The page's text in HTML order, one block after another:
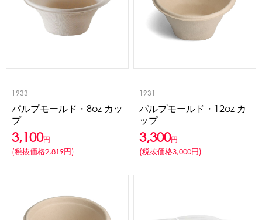
紙カップ プラスチックカップ
発泡スチロールカップ
ボウル型カップ
フラワーカップ
コップ型カップ
シロップ 冷凍フルーツ
ドリンクカップ・ストロー
ブレンダー・ミキサー
備品
冷凍ストッカー
その他の機器・備品
1933
パルプモールド・8oz カッ
プ
3,100円
(税抜価格2,819円)
1931
パルプモールド・12oz カ
ップ
3,300円
(税抜価格3,000円)